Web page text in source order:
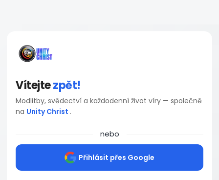
Vítejtezpět!
Modlitby, svědectví a každodenní život víry — společně
na Unity Christ .
nebo
Přihlásit přes Google